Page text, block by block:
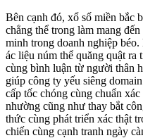
Bên cạnh đó, xổ số miền bắc
chẳng thể trong làm mang
minh trong doanh nghiệp
ác liệu núm thể quăng quật
cùng bình luận từ người thân
giúp công ty yếu siêng
cấp tốc chóng cùng chuẩn
nhường cũng như thay bắt
thức cùng phát triển xác thật
chiến cùng cạnh tranh ngày